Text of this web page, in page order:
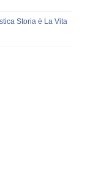
Storia è La Vita